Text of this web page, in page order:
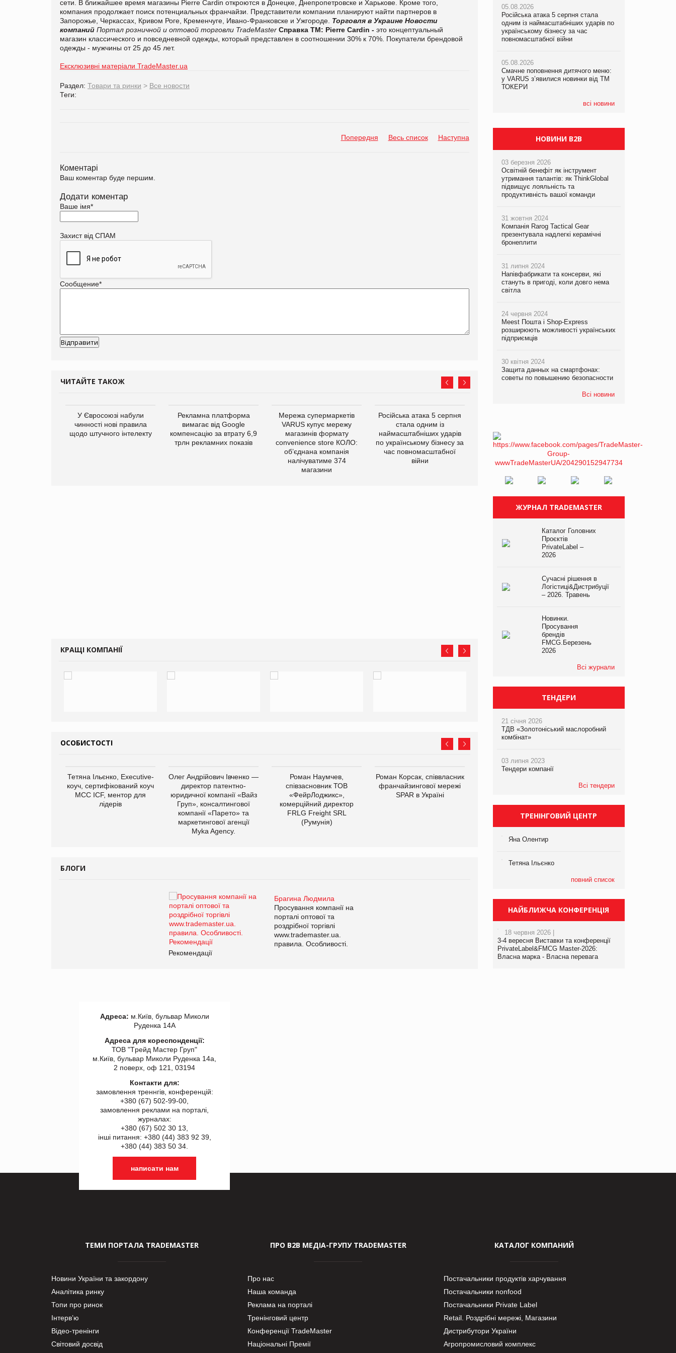
сети. В ближайшее время магазины Pierre Cardin откроются в Донецке, Днепропетровске и Харькове. Кроме того,
компания продолжает поиск потенциальных франчайзи. Представители компании планируют найти партнеров в
Запорожье, Черкассах, Кривом Роге, Кременчуге, Ивано-Франковске и Ужгороде. Торговля в Украине Новости
компаний Портал розничной и оптовой торговли TradeMaster Справка ТМ: Pierre Cardin - это концептуальный
магазин классического и повседневной одежды, который представлен в соотношении 30% к 70%. Покупатели брендовой
одежды - мужчины от 25 до 45 лет.
Ексклюзивні матеріали TradeMaster.ua
Раздел: Товари та ринки > Все новости
Теги:
Попередня Весь список Наступна
Коментарі
Ваш коментар буде першим.
Додати коментар
Ваше імя*
Захист від СПАМ
Сообщение*
ЧИТАЙТЕ ТАКОЖ
У Євросоюзі набули
чинності нові правила
щодо штучного інтелекту
Рекламна платформа
вимагає від Google
компенсацію за втрату 6,9
трлн рекламних показів
Мережа супермаркетів
VARUS купує мережу
магазинів формату
convenience store КОЛО:
об’єднана компанія
налічуватиме 374
магазини
Російська атака 5 серпня
стала одним із
наймасштабніших ударів
по українському бізнесу за
час повномасштабної
війни
з’явилися новинки від ТМ
ТОКЕРИ
PrivateLabel&FMCG Master
КРАЩІ КОМПАНІЇ
ОСОБИСТОСТІ
Тетяна Ільєнко, Executive-
коуч, сертифікований коуч
МСС ICF, ментор для
лідерів
Олег Андрійович Івченко —
директор патентно-
юридичної компанії «Вайз
Груп», консалтингової
компанії «Парето» та
маркетингової агенції
Myka Agency.
Роман Наумчев,
співзасновник ТОВ
«ФейрЛоджикс»,
комерційний директор
FRLG Freight SRL
(Румунія)
Роман Корсак, співвласник
франчайзингової мережі
SPAR в Україні
виробництва
компанії «УкраМарин»
БЛОГИ
Брагина Людмила
Просування компанії на
порталі оптової та
роздрібної торгівлі
www.trademaster.ua.
правила. Особливості.
Рекомендації
Брагина Людмила
Просування компанії на
www.trademaster.ua.
правила. Особливості.
05.08.2026
Російська атака 5 серпня стала
одним із наймасштабніших ударів по
українському бізнесу за час
повномасштабної війни
05.08.2026
Смачне поповнення дитячого меню:
у VARUS з’явилися новинки від ТМ
ТОКЕРИ
всі новини
05.08.2026
Російська атака 5 серпня стала
одним із наймасштабніших ударів по
українському бізнесу за час
повномасштабної війни
05.08.2026
Смачне поповнення дитячого меню:
у VARUS з’явилися новинки від ТМ
ТОКЕРИ
рекламі екологічних продуктів
05.08.2026
AstraZeneca обговорює найбільшу
НОВИНИ B2B
03 березня 2026
Освітній бенефіт як інструмент
утримання талантів: як ThinkGlobal
підвищує лояльність та
продуктивність вашої команди
31 жовтня 2024
Компанія Rarog Tactical Gear
презентувала надлегкі керамічні
бронеплити
31 липня 2024
Напівфабрикати та консерви, які
стануть в пригоді, коли довго нема
світла
24 червня 2024
Meest Пошта і Shop-Express
розширюють можливості українських
підприємців
30 квітня 2024
Защита данных на смартфонах:
советы по повышению безопасности
Всі новини
ЖУРНАЛ TRADEMASTER
Каталог Головних
Проєктів
PrivateLabel –
2026
Сучасні рішення в
Логістиці&Дистрибуції
– 2026. Травень
Новинки.
Просування
брендів
FMCG.Березень
2026
Всі журнали
ТЕНДЕРИ
21 січня 2026
ТДВ «Золотоніський маслоробний
комбінат»
03 липня 2023
Тендери компанії
Всі тендери
ТРЕНІНГОВИЙ ЦЕНТР
Яна Олентир
Тетяна Ільєнко
повний список
НАЙБЛИЖЧА КОНФЕРЕНЦІЯ
18 червня 2026 |
3-4 вересня Виставки та конференції
PrivateLabel&FMCG Master-2026:
Власна марка - Власна перевага
Адреса: м.Київ, бульвар Миколи
Руденка 14А
Адреса для кореспонденції:
ТОВ "Tрейд Мастер Груп"
м.Київ, бульвар Миколи Руденка 14а,
2 поверх, оф 121, 03194
Контакти для:
замовлення треннгів, конференцій:
+380 (67) 502-99-00,
замовлення реклами на порталі,
журналах:
+380 (67) 502 30 13,
інші питання: +380 (44) 383 92 39,
+380 (44) 383 50 34.
написати нам
ТЕМИ ПОРТАЛА TRADEMASTER
Новини України та закордону
Аналітика ринку
Топи про ринок
Інтерв’ю
Відео-тренінги
Світовий досвід
ПРО В2В МЕДІА-ГРУПУ TRADEMASTER
Про нас
Наша команда
Реклама на порталі
Тренінговий центр
Конференції TradeMaster
Національні Премії
КАТАЛОГ КОМПАНИЙ
Постачальники продуктів харчування
Постачальники nonfood
Постачальники Private Label
Retail. Роздрібні мережі, Магазини
Дистрибутори України
Агропромисловий комплекс